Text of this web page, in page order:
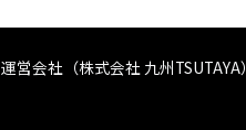
運営会社（株式会社 九州TSUTAYA）